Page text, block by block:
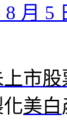
8 月 5
上市股
美白